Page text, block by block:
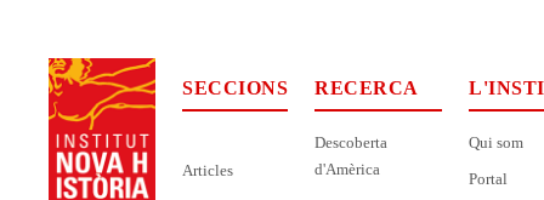
SECCIONS
Articles
RECERCA
Descoberta
d'Amèrica
Qui som
Portal